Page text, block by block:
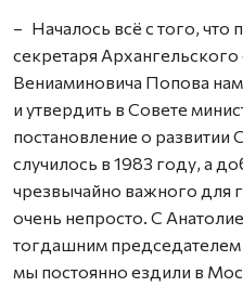
– Началось всё с того,
секретаря
Вениаминовича Попова
и утвердить в Совете
постановление о развитии
случилось в 1983 году, а
чрезвычайно важного для
очень непросто. С
тогдашним
мы постоянно ездили в